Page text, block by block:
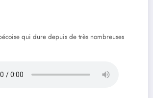
qui dure depuis de très nombreuses